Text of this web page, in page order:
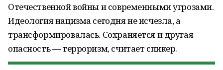
Отечественной войны и современными угрозами.
Идеология нацизма сегодня не исчезла, а
трансформировалась. Сохраняется и другая
опасность — терроризм, считает спикер.